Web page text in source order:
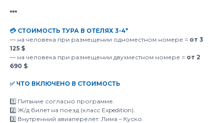
***
💳 СТОИМОСТЬ ТУРА В ОТЕЛЯХ 3-4*
— на человека при размещении одноместном номере = от 3
125 $.
— на человека при размещении двухместном номере = от 2
690 $.
✅ ЧТО ВКЛЮЧЕНО В СТОИМОСТЬ
1️⃣ Питание согласно программе.
2️⃣ Ж/д билет на поезд (класс Expedition).
3️⃣ Внутренний авиаперелёт: Лима – Куско.